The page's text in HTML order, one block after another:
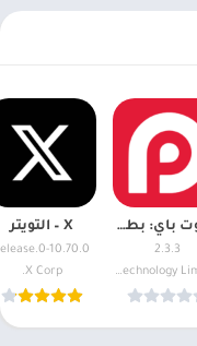
ريدوت باي: بطاقة كريبتو والدفع
2.3.3
Red Dot Technology Limited
X – التويتر
10.70.0-release.0
X Corp.